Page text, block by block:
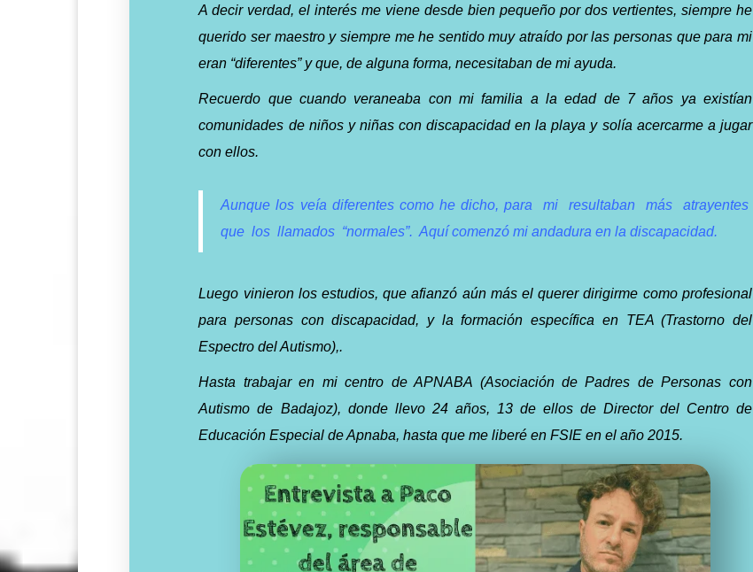
A decir verdad, el interés me viene desde bien pequeño por dos vertientes, siempre he
querido ser maestro y siempre me he sentido muy atraído por las personas que para mi
eran “diferentes” y que, de alguna forma, necesitaban de mi ayuda.
Recuerdo que cuando veraneaba con mi familia a la edad de 7 años ya existían
comunidades de niños y niñas con discapacidad en la playa y solía acercarme a jugar
con ellos.
Aunque los veía diferentes como he dicho, para mi resultaban más
atrayentes
que los llamados “normales”. Aquí comenzó mi andadura en la discapacidad.
Luego vinieron los estudios, que afianzó aún más el querer dirigirme como profesional
para personas con discapacidad, y la formación específica en TEA (Trastorno del
Espectro del Autismo),.
Hasta trabajar en mi centro de APNABA (Asociación de Padres de Personas con
Autismo de Badajoz), donde llevo 24 años, 13 de ellos de Director del Centro de
Educación Especial de Apnaba, hasta que me liberé en FSIE en el año 2015.